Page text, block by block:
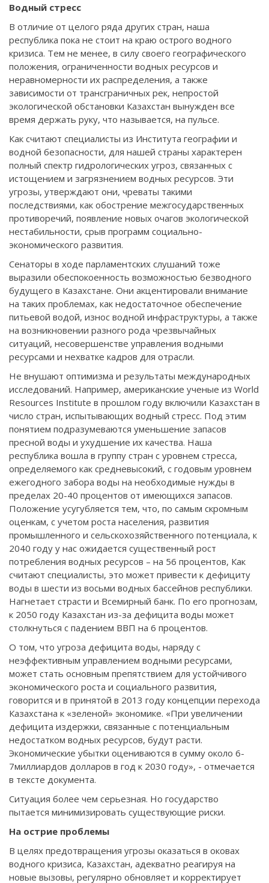
Водный стресс
В отличие от целого ряда других стран, наша
республика пока не стоит на краю острого водного
кризиса. Тем не менее, в силу своего географического
положения, ограниченности водных ресурсов и
неравномерности их распределения, а также
зависимости от трансграничных рек, непростой
экологической обстановки Казахстан вынужден все
время держать руку, что называется, на пульсе.
Как считают специалисты из Института географии и
водной безопасности, для нашей страны характерен
полный спектр гидрологических угроз, связанных с
истощением и загрязнением водных ресурсов. Эти
угрозы, утверждают они, чреваты такими
последствиями, как обострение межгосударственных
противоречий, появление новых очагов экологической
нестабильности, срыв программ социально-
экономического развития.
Сенаторы в ходе парламентских слушаний тоже
выразили обеспокоенность возможностью безводного
будущего в Казахстане. Они акцентировали внимание
на таких проблемах, как недостаточное обеспечение
питьевой водой, износ водной инфраструктуры, а также
на возникновении разного рода чрезвычайных
ситуаций, несовершенстве управления водными
ресурсами и нехватке кадров для отрасли.
Не внушают оптимизма и результаты международных
исследований. Например, американские ученые из World
Resources Institute в прошлом году включили Казахстан в
число стран, испытывающих водный стресс. Под этим
понятием подразумеваются уменьшение запасов
пресной воды и ухудшение их качества. Наша
республика вошла в группу стран с уровнем стресса,
определяемого как средневысокий, с годовым уровнем
ежегодного забора воды на необходимые нужды в
пределах 20-40 процентов от имеющихся запасов.
Положение усугубляется тем, что, по самым скромным
оценкам, с учетом роста населения, развития
промышленного и сельскохозяйственного потенциала, к
2040 году у нас ожидается существенный рост
потребления водных ресурсов – на 56 процентов, Как
считают специалисты, это может привести к дефициту
воды в шести из восьми водных бассейнов республики.
Нагнетает страсти и Всемирный банк. По его прогнозам,
к 2050 году Казахстан из-за дефицита воды может
столкнуться с падением ВВП на 6 процентов.
О том, что угроза дефицита воды, наряду с
неэффективным управлением водными ресурсами,
может стать основным препятствием для устойчивого
экономического роста и социального развития,
говорится и в принятой в 2013 году концепции перехода
Казахстана к «зеленой» экономике. «При увеличении
дефицита издержки, связанные с потенциальным
недостатком водных ресурсов, будут расти.
Экономические убытки оцениваются в сумму около 6-
7миллиардов долларов в год к 2030 году», - отмечается
в тексте документа.
Ситуация более чем серьезная. Но государство
пытается минимизировать существующие риски.
На острие проблемы
В целях предотвращения угрозы оказаться в оковах
водного кризиса, Казахстан, адекватно реагируя на
новые вызовы, регулярно обновляет и корректирует